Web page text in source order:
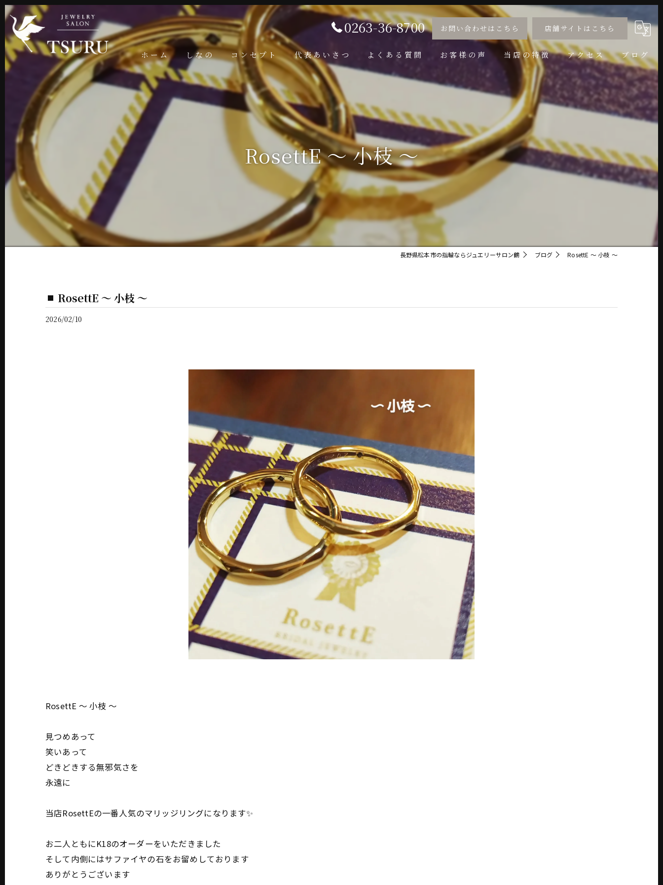
0263-36-8700 お問い合わせはこちら 店舗サイトはこちら
ホーム しなの コンセプト 代表あいさつ よくある質問 お客様の声 当店の特徴
婚約指輪
結婚指輪
サイズ直し
アニバーサリー
アクセス ブログ
コラム
RosettE 〜 小枝 〜
長野県松本市の指輪ならジュエリーサロン鶴 ブログ RosettE 〜 小枝 〜
RosettE 〜 小枝 〜
2026/02/10
RosettE 〜 小枝 〜
見つめあって
笑いあって
どきどきする無邪気さを
永遠に
当店RosettEの一番人気のマリッジリングになります✨️
お二人ともにK18のオーダーをいただきました
そして内側にはサファイヤの石をお留めしております
ありがとうございます